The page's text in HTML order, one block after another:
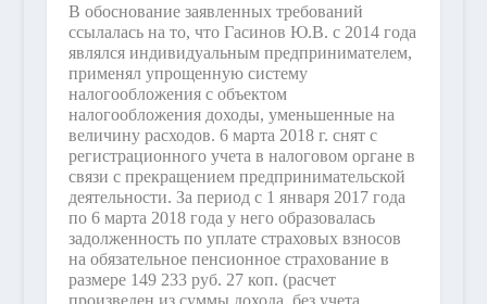
В обоснование заявленных требований
ссылалась на то, что Гасинов Ю.В. с 2014 года
являлся индивидуальным предпринимателем,
применял упрощенную систему
налогообложения с объектом
налогообложения доходы, уменьшенные на
величину расходов. 6 марта 2018 г. снят с
регистрационного учета в налоговом органе в
связи с прекращением предпринимательской
деятельности. За период с 1 января 2017 года
по 6 марта 2018 года у него образовалась
задолженность по уплате страховых взносов
на обязательное пенсионное страхование в
размере 149 233 руб. 27 коп. (расчет
произведен из суммы дохода, без учета